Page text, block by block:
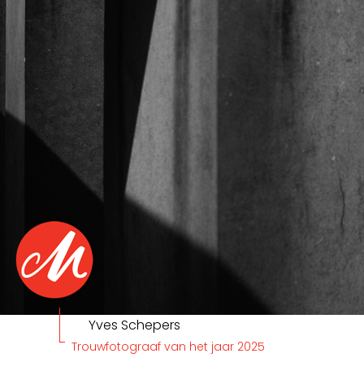
Yves Schepers
Trouwfotograaf van het jaar 2025